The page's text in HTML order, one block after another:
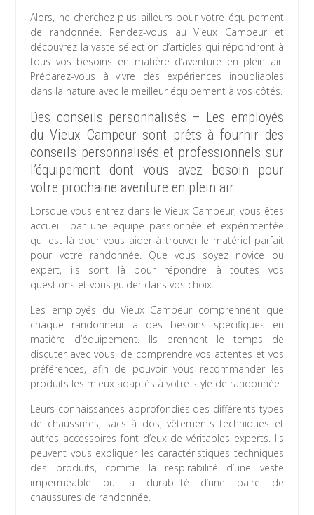
Alors, ne cherchez plus ailleurs pour votre équipement
de randonnée. Rendez-vous au Vieux Campeur et
découvrez la vaste sélection d’articles qui répondront à
tous vos besoins en matière d’aventure en plein air.
Préparez-vous à vivre des expériences inoubliables
dans la nature avec le meilleur équipement à vos côtés.
Des conseils personnalisés – Les employés
du Vieux Campeur sont prêts à fournir des
conseils personnalisés et professionnels sur
l’équipement dont vous avez besoin pour
votre prochaine aventure en plein air.
Lorsque vous entrez dans le Vieux Campeur, vous êtes
accueilli par une équipe passionnée et expérimentée
qui est là pour vous aider à trouver le matériel parfait
pour votre randonnée. Que vous soyez novice ou
expert, ils sont là pour répondre à toutes vos
questions et vous guider dans vos choix.
Les employés du Vieux Campeur comprennent que
chaque randonneur a des besoins spécifiques en
matière d’équipement. Ils prennent le temps de
discuter avec vous, de comprendre vos attentes et vos
préférences, afin de pouvoir vous recommander les
produits les mieux adaptés à votre style de randonnée.
Leurs connaissances approfondies des différents types
de chaussures, sacs à dos, vêtements techniques et
autres accessoires font d’eux de véritables experts. Ils
peuvent vous expliquer les caractéristiques techniques
des produits, comme la respirabilité d’une veste
imperméable ou la durabilité d’une paire de
chaussures de randonnée.